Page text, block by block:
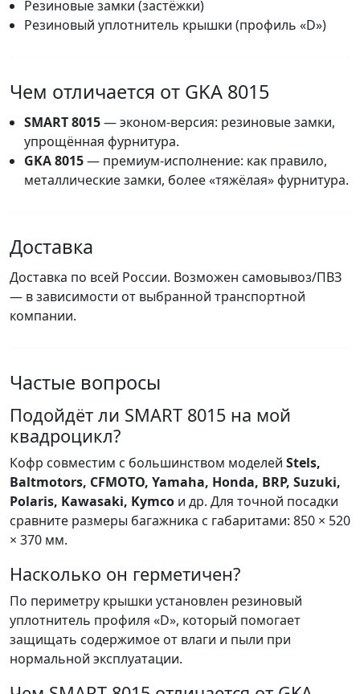
Резиновые замки (застёжки)
Резиновый уплотнитель крышки (профиль «D»)
Чем отличается от GKA 8015
SMART 8015— эконом-версия: резиновые замки,
упрощённая фурнитура.
GKA 8015— премиум-исполнение: как правило,
металлические замки, более «тяжёлая» фурнитура.
Доставка
Доставка по всей России. Возможен самовывоз/ПВЗ
— в зависимости от выбранной транспортной
компании.
Частые вопросы
Подойдёт ли SMART 8015 на мой
квадроцикл?
Кофр совместим с большинством моделей Stels,
Baltmotors, CFMOTO, Yamaha, Honda, BRP, Suzuki,
Polaris, Kawasaki, Kymco и др. Для точной посадки
сравните размеры багажника с габаритами: 850 × 520
× 370 мм.
Насколько он герметичен?
По периметру крышки установлен резиновый
уплотнитель профиля «D», который помогает
защищать содержимое от влаги и пыли при
нормальной эксплуатации.